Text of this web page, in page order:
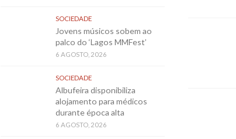
SOCIEDADE
Jovens músicos sobem ao
palco do ‘Lagos MMFest’
6 AGOSTO, 2026
SOCIEDADE
Albufeira disponibiliza
alojamento para médicos
durante época alta
6 AGOSTO, 2026